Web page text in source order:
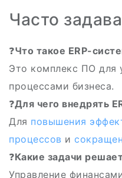
Часто
❓Что такое ERP-
Это комплекс ПО для
процессами бизнеса.
❓Для чего внедрять
Для повышения
процессов и
❓Какие задачи
Управление